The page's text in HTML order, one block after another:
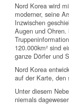
Nord Korea wird
moderner, seine
Inzwischen
Augen und
120.000km² sind
ganze Dörfer und
Nord Korea
auf der Karte, den
Unter diesem
niemals